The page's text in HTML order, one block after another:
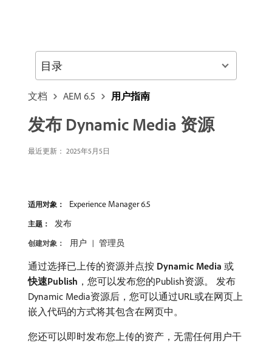
文档 AEM 6.5 用户指南
发布 Dynamic Media 资源
最近更新： 2025年5月5日
适用对象： Experience Manager 6.5
主题： 发布
创建对象： 用户 管理员
通过选择已上传的资源并点按​ Dynamic Media ​或​
快速Publish ，您可以发布您的Publish资源。 发布
Dynamic Media资源后，您可以通过URL或在网页上
嵌入代码的方式将其包含在网页中。
您还可以即时发布您上传的资产，无需任何用户干
目录